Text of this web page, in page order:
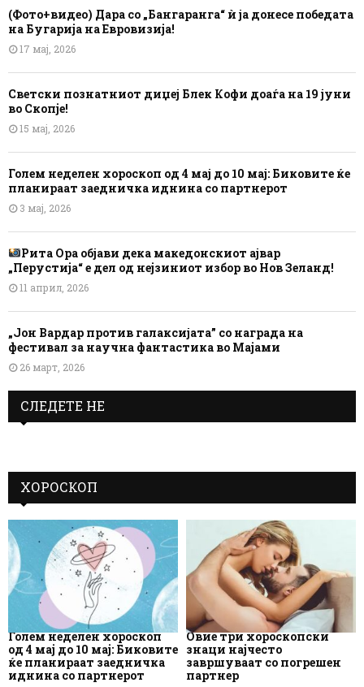
(Фото+видео) Дара со „Бангаранга“ ѝ ја донесе победата
на Бугарија на Евровизија!
17 мај, 2026
Светски познатниот диџеј Блек Кофи доаѓа на 19 јуни
во Скопје!
15 мај, 2026
Голем неделен хороскоп од 4 мај до 10 мај: Биковите ќе
планираат заедничка иднина со партнерот
3 мај, 2026
Рита Ора објави дека македонскиот ајвар
„Перустија“ е дел од нејзиниот избор во Нов Зеланд!
11 април, 2026
„Јон Вардар против галаксијата” со награда на
фестивал за научна фантастика во Мајами
26 март, 2026
СЛЕДЕТЕ НЕ
ХОРОСКОП
Голем неделен хороскоп
од 4 мај до 10 мај: Биковите
ќе планираат заедничка
иднина со партнерот
Овие три хороскопски
знаци најчесто
завршуваат со погрешен
партнер